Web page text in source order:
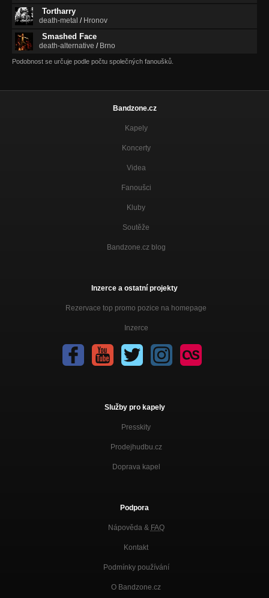
Tortharry
death-metal / Hronov
Smashed Face
death-alternative / Brno
Podobnost se určuje podle počtu společných fanoušků.
Bandzone.cz
Kapely
Koncerty
Videa
Fanoušci
Kluby
Soutěže
Bandzone.cz blog
Inzerce a ostatní projekty
Rezervace top promo pozice na homepage
Inzerce
Služby pro kapely
Presskity
Prodejhudbu.cz
Doprava kapel
Podpora
Nápověda & FAQ
Kontakt
Podmínky používání
O Bandzone.cz